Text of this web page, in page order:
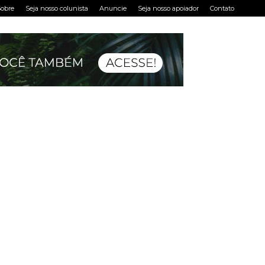
Seja nosso colunista Anuncie Seja nosso apoiador Contato